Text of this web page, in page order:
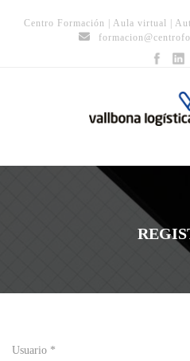
Centro Formación Aula virtual
Usuario *